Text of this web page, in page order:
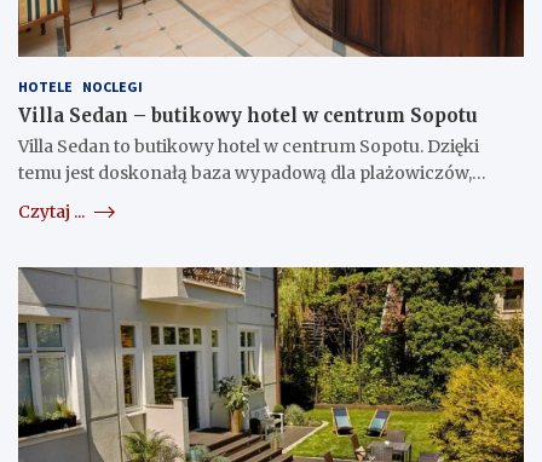
HOTELE NOCLEGI
Villa Sedan – butikowy hotel w centrum Sopotu
Villa Sedan to butikowy hotel w centrum Sopotu. Dzięki
temu jest doskonałą baza wypadową dla plażowiczów,…
Czytaj ...